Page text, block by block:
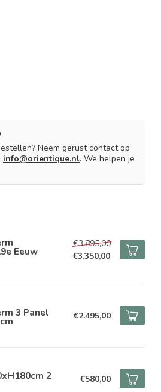
Neem gerust contact op
info@orientique.nl. We helpen je
Eeuw
€3.895,00
€3.350,00
3 Panel €2.495,00
2 €580,00